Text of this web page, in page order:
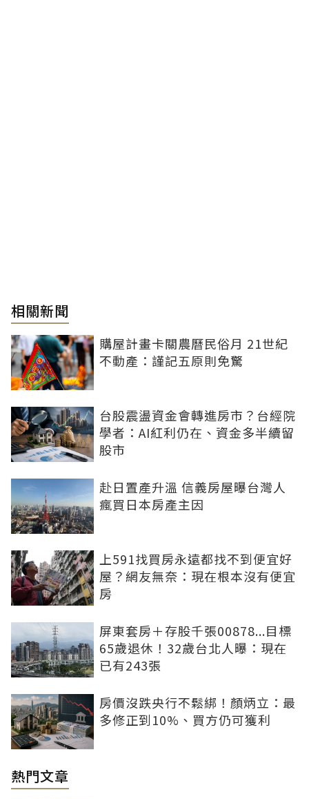
相關新聞
購屋計畫卡關農曆民俗月 21世紀
不動產：謹記五原則免驚
台股震盪資金會轉進房市？台經院
學者：AI紅利仍在、資金多半續留
股市
赴日置產升溫 信義房屋曝台灣人
瘋買日本房產主因
上591找買房永遠都找不到便宜好
屋？網友無奈：現在根本沒有便宜
房
屏東套房＋存股千張00878...目標
65歲退休！32歲台北人曝：現在
已有243張
房價沒跌央行不鬆綁！顏炳立：最
多修正到10%、買方仍可獲利
熱門文章